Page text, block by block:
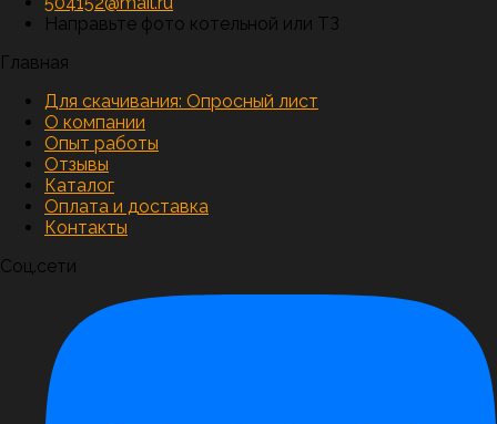
Направьте фото котельной или ТЗ
Главная
Для скачивания: Опросный лист
О компании
Опыт работы
Отзывы
Каталог
Оплата и доставка
Контакты
Соц.сети